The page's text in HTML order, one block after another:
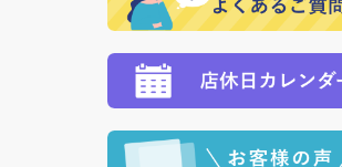
ます。 （到着日指定をされている場合
程に合わせてお届けいたします。）